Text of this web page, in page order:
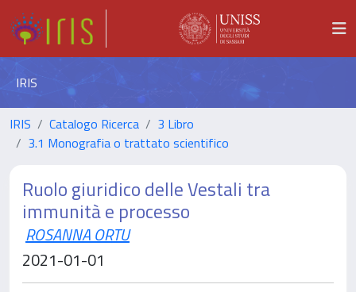
IRIS
IRIS Catalogo Ricerca
3 Libro
3.1 Monografia o trattato scientifico
Ruolo giuridico delle Vestali tra
immunità e processo
ROSANNA ORTU
2021-01-01